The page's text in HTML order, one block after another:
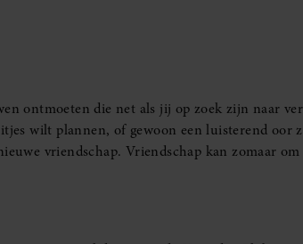
ontmoeten die net als jij op zoek zijn naar
wilt plannen, of gewoon een luisterend oor
vriendschap. Vriendschap kan zomaar